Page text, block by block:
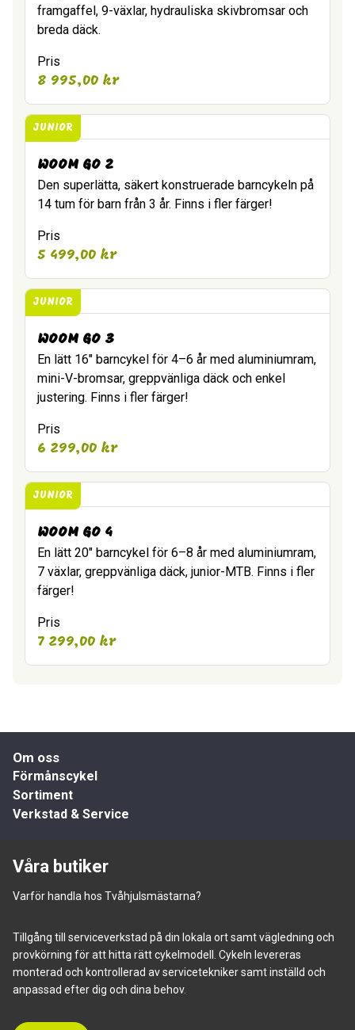
framgaffel, 9-växlar, hydrauliska skivbromsar och
breda däck.
Pris
8 995,00 kr
JUNIOR
WOOM GO 2
Den superlätta, säkert konstruerade barncykeln på
14 tum för barn från 3 år. Finns i fler färger!
Pris
5 499,00 kr
JUNIOR
WOOM GO 3
En lätt 16″ barncykel för 4–6 år med aluminiumram,
mini-V-bromsar, greppvänliga däck och enkel
justering. Finns i fler färger!
Pris
6 299,00 kr
JUNIOR
WOOM GO 4
En lätt 20″ barncykel för 6–8 år med aluminiumram,
7 växlar, greppvänliga däck, junior-MTB. Finns i fler
färger!
Pris
7 299,00 kr
Om oss
Förmånscykel
Sortiment
Verkstad & Service
Våra butiker
Varför handla hos Tvåhjulsmästarna?
Tillgång till serviceverkstad på din lokala ort samt vägledning och
provkörning för att hitta rätt cykelmodell. Cykeln levereras
monterad och kontrollerad av servicetekniker samt inställd och
anpassad efter dig och dina behov.